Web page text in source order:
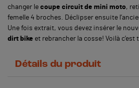
changer le coupe circuit de mini moto,
femelle 4 broches. Déclipser ensuite
Une fois extrait, vous devez insérer le
dirt bike et rebrancher la cosse! Voilà c’est
Détails du produit